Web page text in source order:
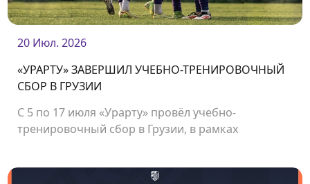
20 Июл. 2026
«УРАРТУ» ЗАВЕРШИЛ УЧЕБНО-ТРЕНИРОВОЧНЫЙ
СБОР В ГРУЗИИ
С 5 по 17 июля «Урарту» провёл учебно-
тренировочный сбор в Грузии, в рамках